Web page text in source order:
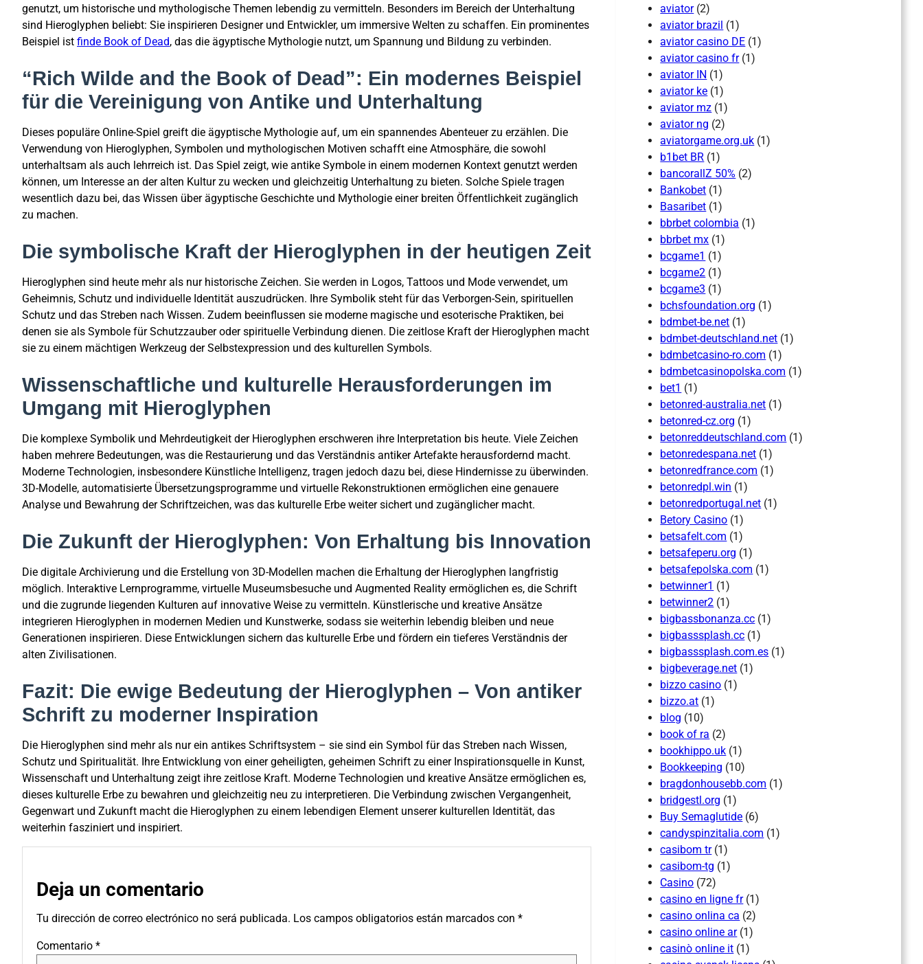
genutzt, um historische und mythologische Themen lebendig zu vermitteln. Besonders im Bereich der Unterhaltung
sind Hieroglyphen beliebt: Sie inspirieren Designer und Entwickler, um immersive Welten zu schaffen. Ein prominentes
Beispiel ist finde Book of Dead, das die ägyptische Mythologie nutzt, um Spannung und Bildung zu verbinden.
“Rich Wilde and the Book of Dead”: Ein modernes Beispiel
für die Vereinigung von Antike und Unterhaltung
Dieses populäre Online-Spiel greift die ägyptische Mythologie auf, um ein spannendes Abenteuer zu erzählen. Die
Verwendung von Hieroglyphen, Symbolen und mythologischen Motiven schafft eine Atmosphäre, die sowohl
unterhaltsam als auch lehrreich ist. Das Spiel zeigt, wie antike Symbole in einem modernen Kontext genutzt werden
können, um Interesse an der alten Kultur zu wecken und gleichzeitig Unterhaltung zu bieten. Solche Spiele tragen
wesentlich dazu bei, das Wissen über ägyptische Geschichte und Mythologie einer breiten Öffentlichkeit zugänglich
zu machen.
Die symbolische Kraft der Hieroglyphen in der heutigen Zeit
Hieroglyphen sind heute mehr als nur historische Zeichen. Sie werden in Logos, Tattoos und Mode verwendet, um
Geheimnis, Schutz und individuelle Identität auszudrücken. Ihre Symbolik steht für das Verborgen-Sein, spirituellen
Schutz und das Streben nach Wissen. Zudem beeinflussen sie moderne magische und esoterische Praktiken, bei
denen sie als Symbole für Schutzzauber oder spirituelle Verbindung dienen. Die zeitlose Kraft der Hieroglyphen macht
sie zu einem mächtigen Werkzeug der Selbstexpression und des kulturellen Symbols.
Wissenschaftliche und kulturelle Herausforderungen im
Umgang mit Hieroglyphen
Die komplexe Symbolik und Mehrdeutigkeit der Hieroglyphen erschweren ihre Interpretation bis heute. Viele Zeichen
haben mehrere Bedeutungen, was die Restaurierung und das Verständnis antiker Artefakte herausfordernd macht.
Moderne Technologien, insbesondere Künstliche Intelligenz, tragen jedoch dazu bei, diese Hindernisse zu überwinden.
3D-Modelle, automatisierte Übersetzungsprogramme und virtuelle Rekonstruktionen ermöglichen eine genauere
Analyse und Bewahrung der Schriftzeichen, was das kulturelle Erbe weiter sichert und zugänglicher macht.
Die Zukunft der Hieroglyphen: Von Erhaltung bis Innovation
Die digitale Archivierung und die Erstellung von 3D-Modellen machen die Erhaltung der Hieroglyphen langfristig
möglich. Interaktive Lernprogramme, virtuelle Museumsbesuche und Augmented Reality ermöglichen es, die Schrift
und die zugrunde liegenden Kulturen auf innovative Weise zu vermitteln. Künstlerische und kreative Ansätze
integrieren Hieroglyphen in modernen Medien und Kunstwerke, sodass sie weiterhin lebendig bleiben und neue
Generationen inspirieren. Diese Entwicklungen sichern das kulturelle Erbe und fördern ein tieferes Verständnis der
alten Zivilisationen.
Fazit: Die ewige Bedeutung der Hieroglyphen – Von antiker
Schrift zu moderner Inspiration
Die Hieroglyphen sind mehr als nur ein antikes Schriftsystem – sie sind ein Symbol für das Streben nach Wissen,
Schutz und Spiritualität. Ihre Entwicklung von einer geheiligten, geheimen Schrift zu einer Inspirationsquelle in Kunst,
Wissenschaft und Unterhaltung zeigt ihre zeitlose Kraft. Moderne Technologien und kreative Ansätze ermöglichen es,
dieses kulturelle Erbe zu bewahren und gleichzeitig neu zu interpretieren. Die Verbindung zwischen Vergangenheit,
Gegenwart und Zukunft macht die Hieroglyphen zu einem lebendigen Element unserer kulturellen Identität, das
weiterhin fasziniert und inspiriert.
Deja un comentario
Tu dirección de correo electrónico no será publicada. Los campos obligatorios están marcados con *
Comentario *
aviator(2)
aviator brazil (1)
aviator casino DE (1)
aviator casino fr(1)
aviator IN (1)
aviator ke (1)
aviator mz (1)
aviator ng (2)
aviatorgame.org.uk (1)
b1bet BR (1)
bancorallZ 50% (2)
Bankobet (1)
Basaribet (1)
bbrbet colombia (1)
bbrbet mx (1)
bcgame1 (1)
bcgame2 (1)
bcgame3 (1)
bchsfoundation.org (1)
bdmbet-be.net (1)
bdmbet-deutschland.net (1)
bdmbetcasino-ro.com (1)
bdmbetcasinopolska.com (1)
bet1 (1)
betonred-australia.net (1)
betonred-cz.org (1)
betonreddeutschland.com (1)
betonredespana.net (1)
betonredfrance.com (1)
betonredpl.win (1)
betonredportugal.net (1)
Betory Casino (1)
betsafelt.com (1)
betsafeperu.org (1)
betsafepolska.com (1)
betwinner1 (1)
betwinner2 (1)
bigbassbonanza.cc (1)
bigbasssplash.cc (1)
bigbasssplash.com.es (1)
bigbeverage.net (1)
bizzo casino (1)
bizzo.at (1)
blog (10)
book of ra (2)
bookhippo.uk (1)
Bookkeeping (10)
bragdonhousebb.com (1)
bridgestl.org (1)
Buy Semaglutide (6)
candyspinzitalia.com (1)
casibom tr(1)
casibom-tg (1)
Casino (72)
casino en ligne fr(1)
casino onlina ca (2)
casino online ar(1)
casinò online it (1)